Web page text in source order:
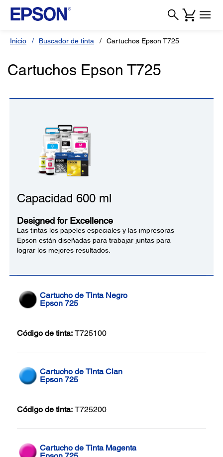
Inicio Buscador de tinta Cartuchos Epson T725
Cartuchos Epson T725
Capacidad 600 ml
Designed for Excellence
Las tintas los papeles especiales y las impresoras
Epson están diseñadas para trabajar juntas para
lograr los mejores resultados.
Cartucho de Tinta Negro
Epson 725
Código de tinta: T725100
Cartucho de Tinta Cian
Epson 725
Código de tinta: T725200
Cartucho de Tinta Magenta